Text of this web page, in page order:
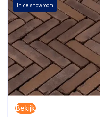
In de showroom
Bekijk